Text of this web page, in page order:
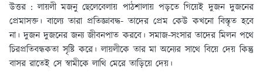
উত্তর : লায়লী মজনু ছেলেবেলায় পাঠশালায় পড়তে গিয়েই দুজন দুজনের
প্রেমাসক্ত। বাল্যে তারা প্রতিজ্ঞাবদ্ধ- তাদের প্রেম কেউ কখনো বিস্তৃত হবে
না। দুজন দুজনের জন্য জীবনপাত করবে। সমাজ-সংসার তাদের মিলন পথে
চিরপ্রতিবন্ধকতা সৃষ্টি করে। লায়লীকে তার মা অন্যের সাথে বিয়ে দেয় কিন্তু
বাসর রাতেই সে স্বামীকে লাথি মেরে তাড়িয়ে দেয়।